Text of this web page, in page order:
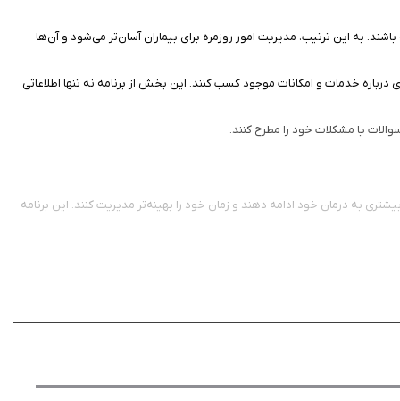
به این ترتیب، مدیریت امور روزمره برای بیماران آسان‌تر می‌شود و آن‌ها
خدمات و امکانات موجود کسب کنند. این بخش از برنامه نه تنها اطلاعاتی
یا مشکلات خود را مطرح کنند.
به درمان خود ادامه دهند و زمان خود را بهینه‌تر مدیریت کنند. این برنامه